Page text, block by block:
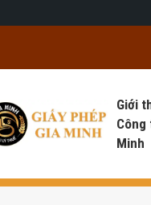
Giới
Công
Minh